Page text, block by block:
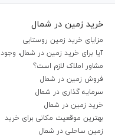
خرید زمین در شمال
مزایای خرید زمین روستایی
آیا برای خرید زمین در شمال، وجود
مشاور املاک لازم است؟
فروش زمین در شمال
سرمایه گذاری در شمال
خرید زمین در شمال
بهترین موقعیت مکانی برای خرید
زمین ساحلی در شمال